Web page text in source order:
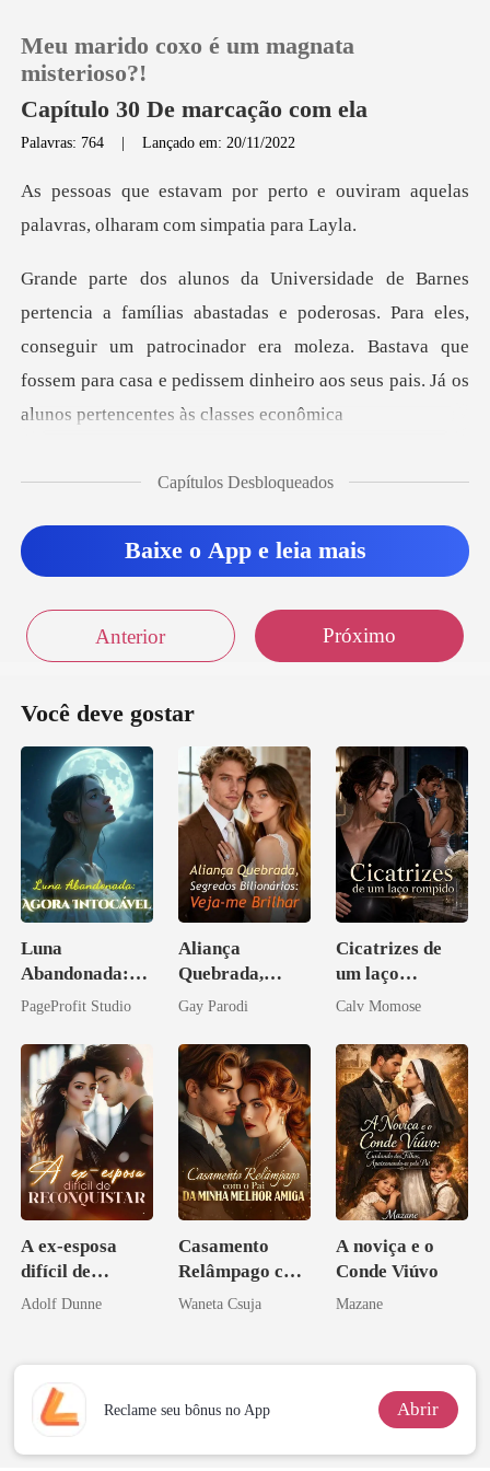
Loja
Histórico
Sair
Baixar App
Meu marido coxo é um magnata
misterioso?!
Capítulo 30 De marcação com ela
Palavras: 764 |Lançado em: 20/11/2022
o e ouviram aquelas
palavras, o
oderosas. Para eles,
conseguir um patrocinador era moleza. Bastava que
fossem para c
Capítulos Desbloqueados
Baixe o App e leia mais
Anterior Próximo
Você deve gostar
Luna
Abandonada:
Agora Intocável
PageProfit Studio
Aliança
Quebrada,
Segredos
Veja-me Brilhar
Gay Parodi
Cicatrizes de
um laço
rompido
Calv Momose
A ex-esposa
difícil de
reconquistar
Adolf Dunne
Casamento
Relâmpago com
o Pai da Minha
Waneta Csuja
A noviça e o
Conde Viúvo
Mazane
Reclame seu bônus no App Abrir